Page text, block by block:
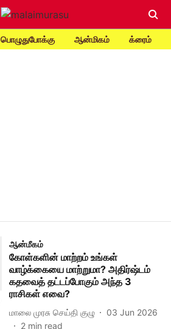
பொழுதுபோக்கு ஆன்மிகம் க்ரைம்
ஆன்மீகம்
கோள்களின் மாற்றம் உங்கள்
வாழ்க்கையை மாற்றுமா? அதிர்ஷ்டம்
கதவைத் தட்டப்போகும் அந்த 3
ராசிகள் எவை?
மாலை முரசு செய்தி குழு
03 Jun 2026
2 min read